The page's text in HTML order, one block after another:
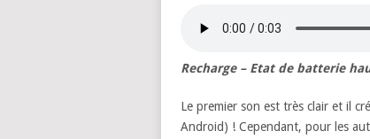
Recharge – Etat de batterie
Le premier son est très clair et il
Android) ! Cependant, pour les